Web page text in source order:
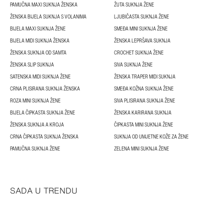
PAMUČNA MAXI SUKNJA ŽENSKA
ŽUTA SUKNJA ŽENE
ŽENSKA BIJELA SUKNJA S VOLANIMA
LJUBIČASTA SUKNJA ŽENE
BIJELA MAXI SUKNJA ŽENE
SMEĐA MINI SUKNJA ŽENE
BIJELA MIDI SUKNJA ŽENSKA
ŽENSKA LEPRŠAVA SUKNJA
ŽENSKA SUKNJA OD SAMTA
CROCHET SUKNJA ŽENE
ŽENSKA SLIP SUKNJA
SIVA SUKNJA ŽENE
SATENSKA MIDI SUKNJA ŽENE
ŽENSKA TRAPER MIDI SUKNJA
CRNA PLISIRANA SUKNJA ŽENSKA
SMEĐA KOŽNA SUKNJA ŽENE
ROZA MINI SUKNJA ŽENE
SIVA PLISIRANA SUKNJA ŽENE
BIJELA ČIPKASTA SUKNJA ŽENE
ŽENSKA KARIRANA SUKNJA
ŽENSKA SUKNJA A KROJA
ČIPKASTA MINI SUKNJA ŽENE
CRNA ČIPKASTA SUKNJA ŽENSKA
SUKNJA OD UMJETNE KOŽE ZA ŽENE
PAMUČNA SUKNJA ŽENE
ZELENA MINI SUKNJA ŽENE
SADA U TRENDU